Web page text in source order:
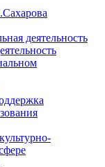
деятельность